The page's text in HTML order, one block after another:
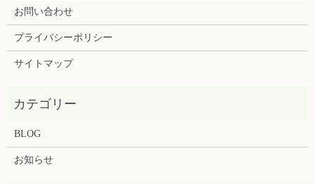
お問い合わせ
プライバシーポリシー
サイトマップ
BLOG
お知らせ